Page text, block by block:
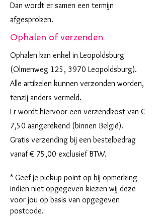
Dan wordt er samen een termijn
afgesproken.
Ophalen of verzenden
Ophalen kan enkel in Leopoldsburg
(Olmenweg 125, 3970 Leopoldsburg).
Alle artikelen kunnen verzonden worden,
tenzij anders vermeld.
Er wordt hiervoor een verzendkost van €
7,50 aangerekend (binnen België).
Gratis verzending bij een bestelbedrag
vanaf € 75,00 exclusief BTW.
* Geef je pickup point op bij opmerking -
indien niet opgegeven kiezen wij deze
voor jou op basis van opgegeven
postcode.